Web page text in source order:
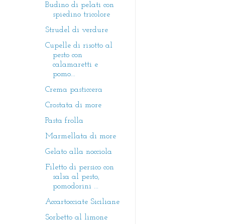
Budino di pelati con
spiedino tricolore
Strudel di verdure
Cupelle di risotto al
pesto con
calamaretti e
pomo...
Crema pasticcera
Crostata di more
Pasta frolla
Marmellata di more
Gelato alla nocciola
Filetto di persico con
salsa al pesto,
pomodorini ...
Accartocciate Siciliane
Sorbetto al limone